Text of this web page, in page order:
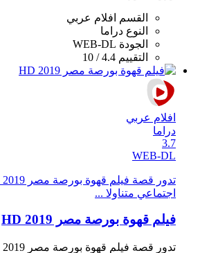
القسم
افلام عربي
النوع دراما
الجودة WEB-DL
التقييم 4.4 / 10
افلام عربي
دراما
3.7
WEB-DL
اجتماعي متناولا ...
فيلم قهوة بورصة مصر 2019 HD